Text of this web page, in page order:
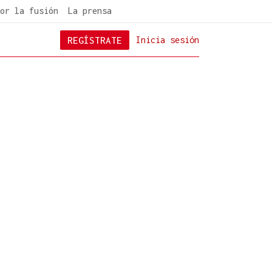
la fusión La prensa
Inicia sesión
REGÍSTRATE